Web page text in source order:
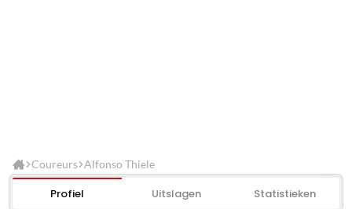
Coureurs Alfonso Thiele
Profiel Uitslagen Statistieken